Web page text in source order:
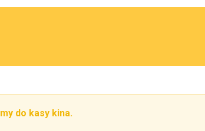
do kasy kina.